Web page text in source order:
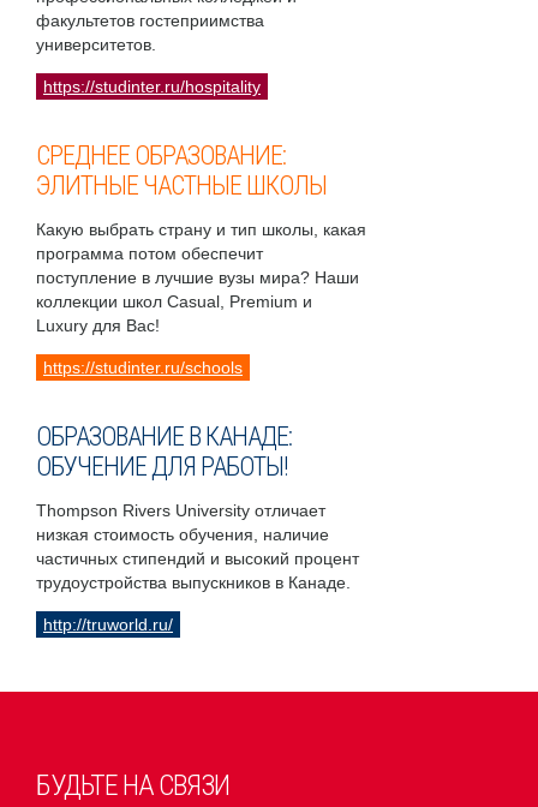
факультетов гостеприимства
университетов.
https://studinter.ru/hospitality
СРЕДНЕЕ ОБРАЗОВАНИЕ:
ЭЛИТНЫЕ ЧАСТНЫЕ ШКОЛЫ
Какую выбрать страну и тип школы, какая
программа потом обеспечит
поступление в лучшие вузы мира? Наши
коллекции школ Casual, Premium и
Luxury для Вас!
https://studinter.ru/schools
ОБРАЗОВАНИЕ В КАНАДЕ:
ОБУЧЕНИЕ ДЛЯ РАБОТЫ!
Thompson Rivers University отличает
низкая стоимость обучения, наличие
частичных стипендий и высокий процент
трудоустройства выпускников в Канаде.
http://truworld.ru/
БУДЬТЕ НА СВЯЗИ